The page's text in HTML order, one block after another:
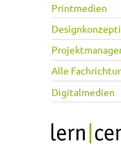
Printmedien
Alle
Digitalmedien